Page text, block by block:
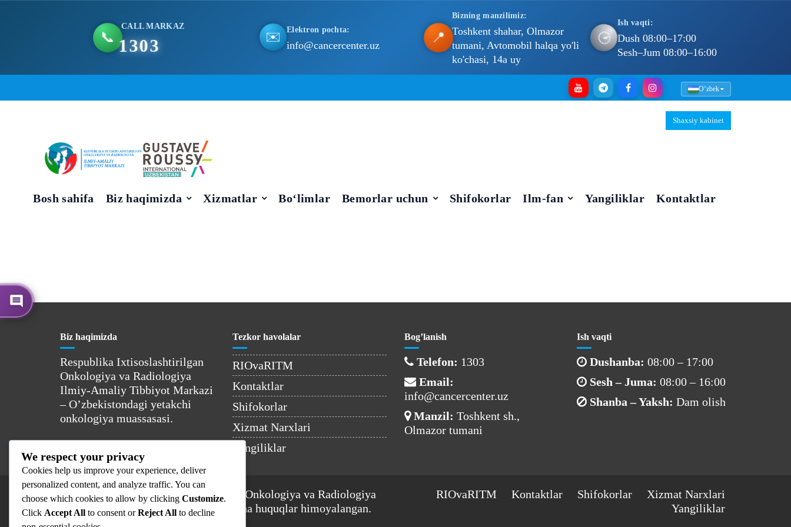
📞
CALL MARKAZ
1303 ✉️
Elektron pochta:
info@cancercenter.uz 📍
Bizning manzilimiz:
Toshkent shahar, Olmazor
tumani, Avtomobil halqa yo'li
ko'chasi, 14a uy
🕐
Ish vaqti:
Dush 08:00–17:00
Sesh–Jum 08:00–16:00
Oʻzbek
Shaxsiy kabinet
Bosh sahifa Biz haqimizda Xizmatlar Bo‘limlar Bemorlar uchun Shifokorlar Ilm-fan Yangiliklar Kontaktlar
Biz haqimizda
Respublika Ixtisoslashtirilgan
Onkologiya va Radiologiya
Ilmiy-Amaliy Tibbiyot Markazi
– O’zbekistondagi yetakchi
onkologiya muassasasi.
Tezkor havolalar
RIOvaRITM
Kontaktlar
Shifokorlar
Xizmat Narxlari
Yangiliklar
Bog’lanish
Telefon: 1303
Email:
info@cancercenter.uz
Manzil: Toshkent sh.,
Olmazor tumani
Ish vaqti
Dushanba: 08:00 – 17:00
Sesh – Juma: 08:00 – 16:00
Shanba – Yaksh: Dam olish
© 2025 Respublika Ixtisoslashtirilgan Onkologiya va Radiologiya
Ilmiy-Amaliy Tibbiyot Markazi. Barcha huquqlar himoyalangan.
RIOvaRITM Kontaktlar Shifokorlar
Xizmat Narxlari
Yangiliklar
We respect your privacy
Cookies help us improve your experience, deliver
personalized content, and analyze traffic. You can
choose which cookies to allow by clicking Customize.
Click Accept All to consent orReject All to decline